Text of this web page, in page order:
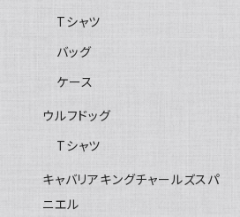
Tシャツ
バッグ
ケース
ウルフドッグ
Tシャツ
キャバリアキングチャールズスパ
ニエル